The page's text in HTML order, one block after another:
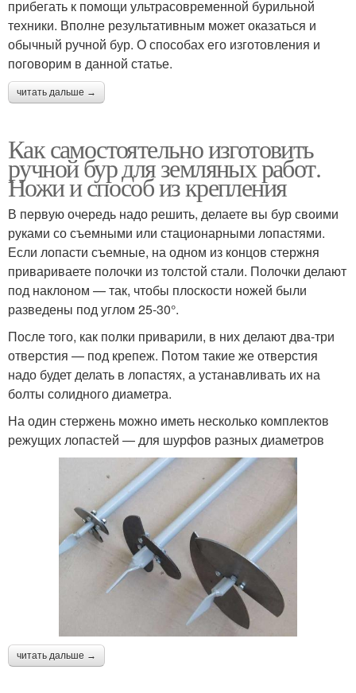
прибегать к помощи ультрасовременной бурильной
техники. Вполне результативным может оказаться и
обычный ручной бур. О способах его изготовления и
поговорим в данной статье.
читать дальше →
Как самостоятельно изготовить
ручной бур для земляных работ.
Ножи и способ из крепления
В первую очередь надо решить, делаете вы бур своими
руками со съемными или стационарными лопастями.
Если лопасти съемные, на одном из концов стержня
привариваете полочки из толстой стали. Полочки делают
под наклоном — так, чтобы плоскости ножей были
разведены под углом 25-30°.
После того, как полки приварили, в них делают два-три
отверстия — под крепеж. Потом такие же отверстия
надо будет делать в лопастях, а устанавливать их на
болты солидного диаметра.
На один стержень можно иметь несколько комплектов
режущих лопастей — для шурфов разных диаметров
читать дальше →